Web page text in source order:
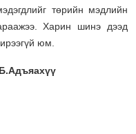
төрийн мэдлийн
Харин шинэ дээд
юм.